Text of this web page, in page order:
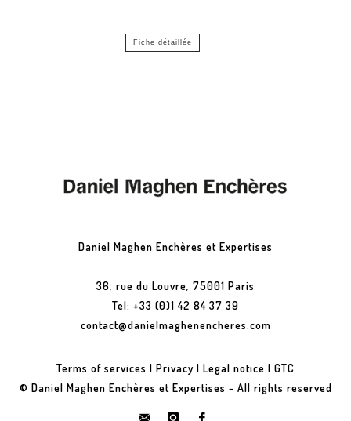
Fiche détaillée
Daniel Maghen Enchères et Expertises
36, rue du Louvre, 75001 Paris
Tel: +33 (0)1 42 84 37 39
contact@danielmaghenencheres.com
Terms of services | Privacy | Legal notice | GTC
© Daniel Maghen Enchères et Expertises - All rights reserved